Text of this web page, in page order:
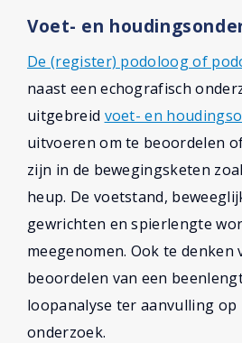
Voet- en
De (register) podoloog of
naast een echografisch
uitgebreid voet- en
uitvoeren om te beoordelen
zijn in de bewegingsketen
heup. De voetstand,
gewrichten en spierlengte
meegenomen. Ook te denken
beoordelen van een
loopanalyse ter aanvulling op
onderzoek.